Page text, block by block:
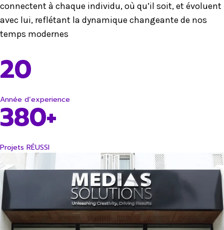
connectent à chaque individu, où qu’il soit, et évoluent
avec lui, reflétant la dynamique changeante de nos
temps modernes
20
Année d’experience
380+
Projets RÉUSSI